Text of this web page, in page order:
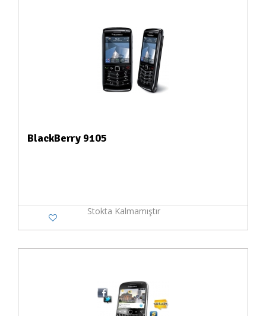
BlackBerry 9105
Stokta Kalmamıştır